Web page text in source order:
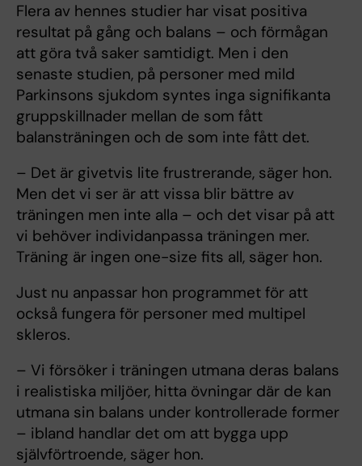
Flera av hennes studier har visat positiva
resultat på gång och balans – och förmågan
att göra två saker samtidigt. Men i den
senaste studien, på personer med mild
Parkinsons sjukdom syntes inga signifikanta
gruppskillnader mellan de som fått
balansträningen och de som inte fått det.
– Det är givetvis lite frustrerande, säger hon.
Men det vi ser är att vissa blir bättre av
träningen men inte alla – och det visar på att
vi behöver individanpassa träningen mer.
Träning är ingen one-size fits all, säger hon.
Just nu anpassar hon programmet för att
också fungera för personer med multipel
skleros.
– Vi försöker i träningen utmana deras balans
i realistiska miljöer, hitta övningar där de kan
utmana sin balans under kontrollerade former
– ibland handlar det om att bygga upp
självförtroende, säger hon.